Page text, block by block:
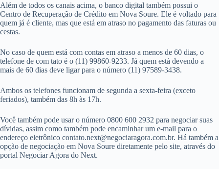
Além de todos os canais acima, o banco digital também possui o
Centro de Recuperação de Crédito em Nova Soure. Ele é voltado para
quem já é cliente, mas que está em atraso no pagamento das faturas ou
cestas.
No caso de quem está com contas em atraso a menos de 60 dias, o
telefone de com tato é o (11) 99860-9233. Já quem está devendo a
mais de 60 dias deve ligar para o número (11) 97589-3438.
Ambos os telefones funcionam de segunda a sexta-feira (exceto
feriados), também das 8h às 17h.
Você também pode usar o número 0800 600 2932 para negociar suas
dívidas, assim como também pode encaminhar um e-mail para o
endereço eletrônico contato.next@negociaragora.com.br. Há também a
opção de negociação em Nova Soure diretamente pelo site, através do
portal Negociar Agora do Next.